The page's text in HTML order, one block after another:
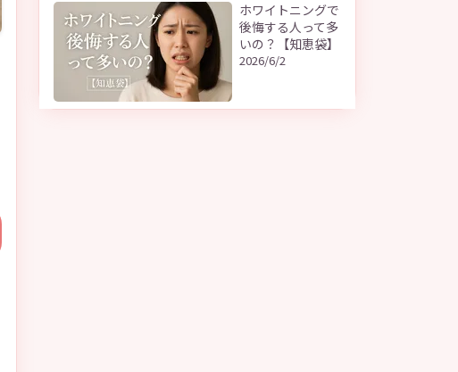
ホワイトニングで
後悔する人って多
いの？【知恵袋】
2026/6/2